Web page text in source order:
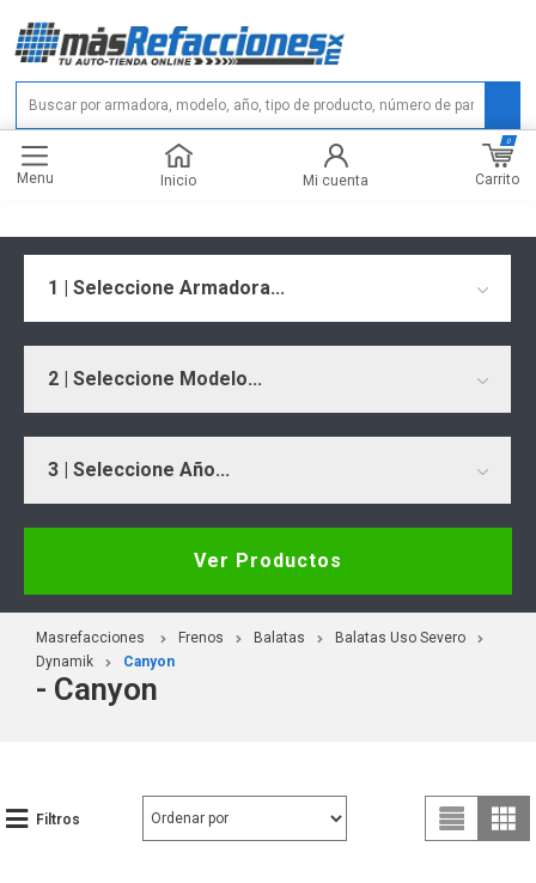
Menu Inicio Mi cuenta Carrito
0
1 | Seleccione Armadora...
2 | Seleccione Modelo...
3 | Seleccione Año...
Ver Productos
Masrefacciones Frenos Balatas
Balatas Uso Severo
Dynamik
Canyon
- Canyon
Filtros